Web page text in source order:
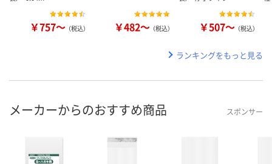
￥757～ （税込） ￥482～ （税込） ￥507～ （税込）
ランキングをもっと見る
メーカーからのおすすめ商品 スポンサー